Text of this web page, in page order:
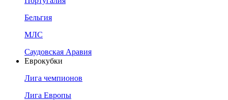
Бельгия
МЛС
Саудовская Аравия
Еврокубки
Лига чемпионов
Лига Европы